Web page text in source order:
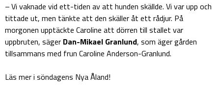
– Vi vaknade vid ett-tiden av att hunden skällde. Vi var upp och
tittade ut, men tänkte att den skäller åt ett rådjur. På
morgonen upptäckte Caroline att dörren till stallet var
uppbruten, säger Dan-Mikael Granlund, som äger gården
tillsammans med frun Caroline Anderson-Granlund.
Läs mer i söndagens Nya Åland!